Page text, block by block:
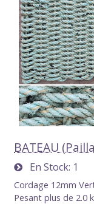
BATEAU
En Stock 1
Cordage 12mm
Pesant plus de 2.0